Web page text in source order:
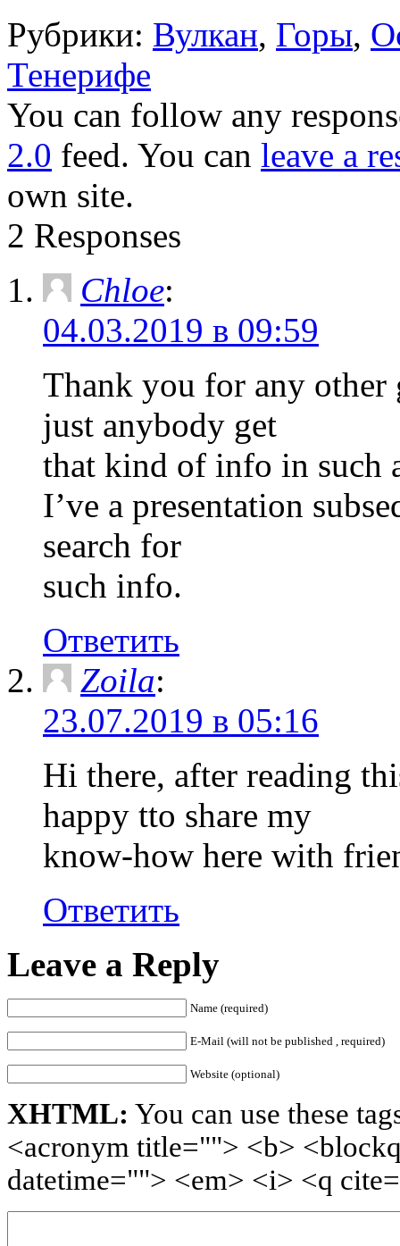
Рубрики: Вулкан, Горы,
Тенерифе
You can follow any
2.0 feed. You can leave a
own site.
2 Responses
Chloe:
04.03.2019 в 09:59
Thank you for any other
just anybody get
that kind of info in such
I’ve a presentation
search for
such info.
Ответить
Zoila:
23.07.2019 в 05:16
Hi there, after reading
happy tto share my
know-how here with
Ответить
Leave a Reply
Name (required)
E-Mail (will not be published , required)
Website (optional)
XHTML: You can use these
<acronym title=""> <b>
datetime=""> <em> <i> <q